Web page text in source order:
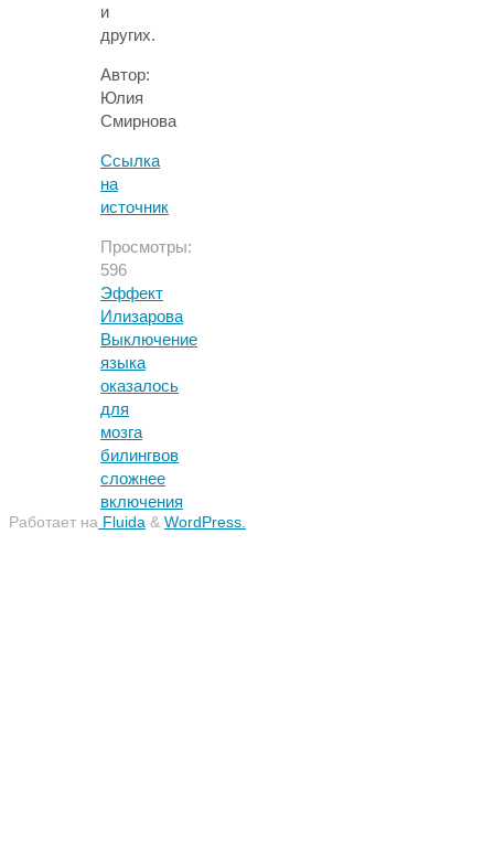
и
других.
Автор:
Юлия
Смирнова
Ссылка
на
источник
Просмотры:
596
Эффект
Илизарова
Выключение
языка
оказалось
для
мозга
билингвов
сложнее
включения
Работает на Fluida & WordPress.